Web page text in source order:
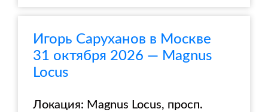
Игорь Саруханов в Москве
31 октября 2026 — Magnus
Locus
Локация: Magnus Locus, просп.